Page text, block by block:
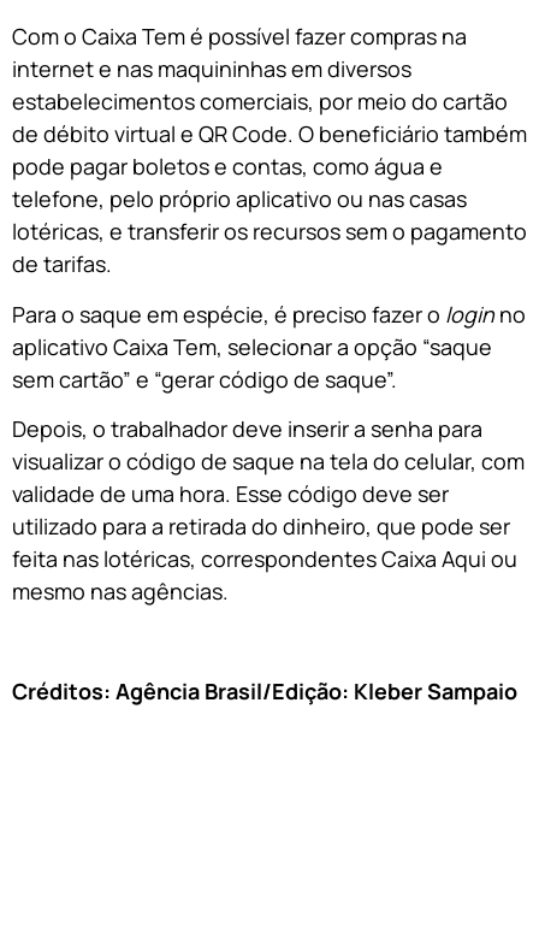
Com o Caixa Tem é possível fazer compras na
internet e nas maquininhas em diversos
estabelecimentos comerciais, por meio do cartão
de débito virtual e QR Code. O beneficiário também
pode pagar boletos e contas, como água e
telefone, pelo próprio aplicativo ou nas casas
lotéricas, e transferir os recursos sem o pagamento
de tarifas.
Para o saque em espécie, é preciso fazer o loginno
aplicativo Caixa Tem, selecionar a opção “saque
sem cartão” e “gerar código de saque”.
Depois, o trabalhador deve inserir a senha para
visualizar o código de saque na tela do celular, com
validade de uma hora. Esse código deve ser
utilizado para a retirada do dinheiro, que pode ser
feita nas lotéricas, correspondentes Caixa Aqui ou
mesmo nas agências.
Créditos: Agência Brasil/Edição: Kleber Sampaio